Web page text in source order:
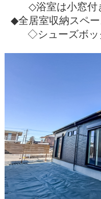
◇浴室は小窓
◆全居室収納スペ
◇シューズボッ